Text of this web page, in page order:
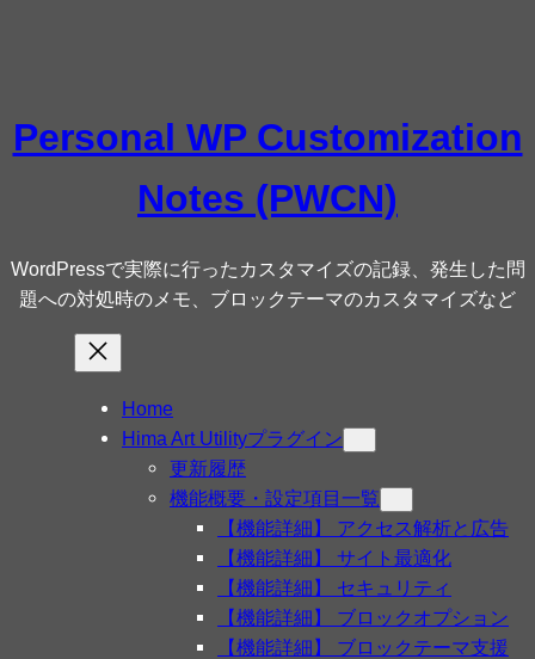
キ
Personal WP Customization
Notes (PWCN)
WordPressで実際に行ったカスタマイズの記録、発生した問
題への対処時のメモ、ブロックテーマのカスタマイズなど
Home
Hima Art Utilityプラグイン
更新履歴
機能概要・設定項目一覧
【機能詳細】 アクセス解析と広告
【機能詳細】 サイト最適化
【機能詳細】 セキュリティ
【機能詳細】 ブロックオプション
【機能詳細】 ブロックテーマ支援